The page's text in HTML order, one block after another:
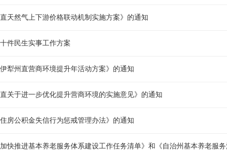
天然气上下游价格联动机制实施方案》的通知
件民生实事工作方案
犁州直营商环境提升年活动方案》的通知
关于进一步优化提升营商环境的实施意见》的通知
房公积金失信行为惩戒管理办法》的通知
快推进基本养老服务体系建设工作任务清单》和《自治州基本养老服